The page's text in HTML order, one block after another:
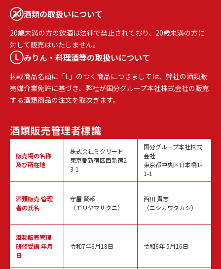
酒類の取扱いについて
20歳未満の方の飲酒は法律で禁止されており、20歳未満の方に
対して販売はいたしません。
みりん・料理酒等の取扱いについて
掲載商品名頭に「L」のつく商品につきましては、弊社の酒類販
売媒介業免許に基づき、弊社が国分グループ本社株式会社の販売
する酒類商品の注文を取次ぎます。
酒類販売管理者標識
販売場の名称
及び所在地
酒類販売管理
者の氏名
酒類販売管理
研修受講 年月
日
株式会社ミクリード
東京都新宿区西新宿2-
3-1
守屋 賢邦
（モリヤマサクニ）
令和7年6月18日
国分グループ本社株式
会社
東京都中央区日本橋1-
1-1
西川 貴志
（ニシカワタカシ）
令和6年 5月16日